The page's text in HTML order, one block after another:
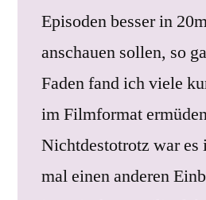
Episoden besser in
anschauen sollen, so
Faden fand ich viele
im Filmformat
Nichtdestotrotz war es
mal einen anderen